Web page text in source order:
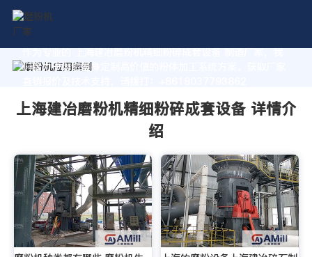
作为专业的 上海建冶磨粉机精细粉碎成套设备 制造厂家，我
们致力于为您量身定制高价值的粉体加工系统方案。获取厂家
上海建冶磨粉机精细粉碎成套设备 详情介
绍